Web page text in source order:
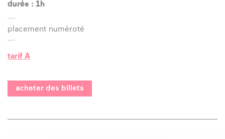
durée : 1h
placement numéroté
tarif A
acheter des billets